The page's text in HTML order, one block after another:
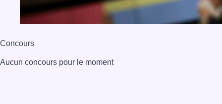
Concours
Aucun concours pour le moment